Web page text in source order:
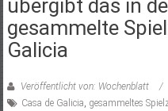
übergibt das in
gesammelte
Galicia
Veröffentlicht von: Wochenblatt
Casa de Galicia gesammeltes